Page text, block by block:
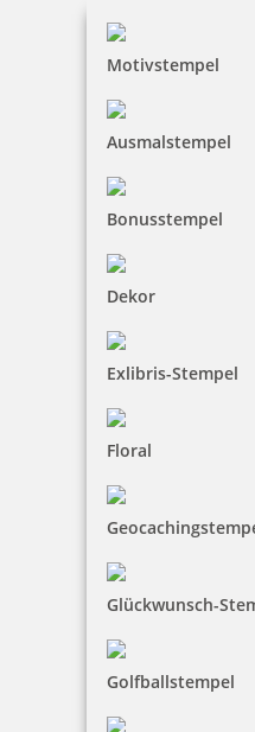
Motivstempel
Ausmalstempel
Bonusstempel
Dekor
Exlibris-Stempel
Floral
Glückwunsch-
Golfballstempel
Jetzt gestalten
Heri Mini Smartpen
Jetzt gestalten
Heri Smartpen